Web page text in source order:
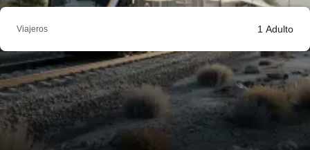
Viajeros 1 Adulto